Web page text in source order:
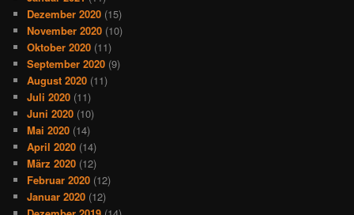
Dezember 2020 (15)
November 2020 (10)
Oktober 2020 (11)
September 2020 (9)
August 2020 (11)
Juli 2020 (11)
Juni 2020 (10)
Mai 2020 (14)
April 2020 (14)
März 2020 (12)
Februar 2020 (12)
Januar 2020 (12)